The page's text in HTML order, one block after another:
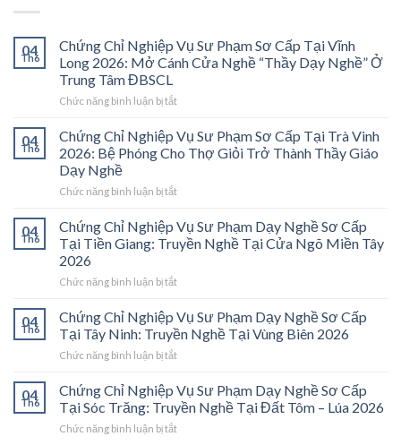
04
Th6
Chứng Chỉ Nghiệp Vụ Sư Phạm Sơ Cấp Tại Vĩnh
Long 2026: Mở Cánh Cửa Nghề “Thầy Dạy Nghề” Ở
Trung Tâm ĐBSCL
Chức năng bình luận bị tắtở
Chỉ
Nghiệp
Vụ
Phạm
Cấp
Tại
Vĩnh
2026:
Cánh
Cửa
Nghề
“Thầy
Nghề”
Ở
Trung
Tâm
04
Th6
Chứng Chỉ Nghiệp Vụ Sư Phạm Sơ Cấp Tại Trà Vinh
2026: Bệ Phóng Cho Thợ Giỏi Trở Thành Thầy Giáo
Dạy Nghề
Chức năng bình luận bị tắtở
Chỉ
Nghiệp
Vụ
Phạm
Cấp
Tại
Trà
Vinh
Bệ
Phóng
Cho
Thợ
04
Th6
Chứng Chỉ Nghiệp Vụ Sư Phạm Dạy Nghề Sơ Cấp
Tại Tiền Giang: Truyền Nghề Tại Cửa Ngõ Miền Tây
2026
Chức năng bình luận bị tắtở
Chỉ
Nghiệp
Vụ
Sư
Dạy
Nghề
Sơ
Cấp
04
Th6
Chứng Chỉ Nghiệp Vụ Sư Phạm Dạy Nghề Sơ Cấp
Tại Tây Ninh: Truyền Nghề Tại Vùng Biên 2026
Chức năng bình luận bị tắtở
Chỉ
Nghiệp
Vụ
Sư
04
Th6
Chứng Chỉ Nghiệp Vụ Sư Phạm Dạy Nghề Sơ Cấp
Tại Sóc Trăng: Truyền Nghề Tại Đất Tôm – Lúa 2026
Chức năng bình luận bị tắtở